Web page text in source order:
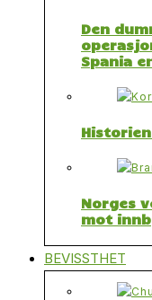
Den
Spania
Norges
mot
BEVISSTHET